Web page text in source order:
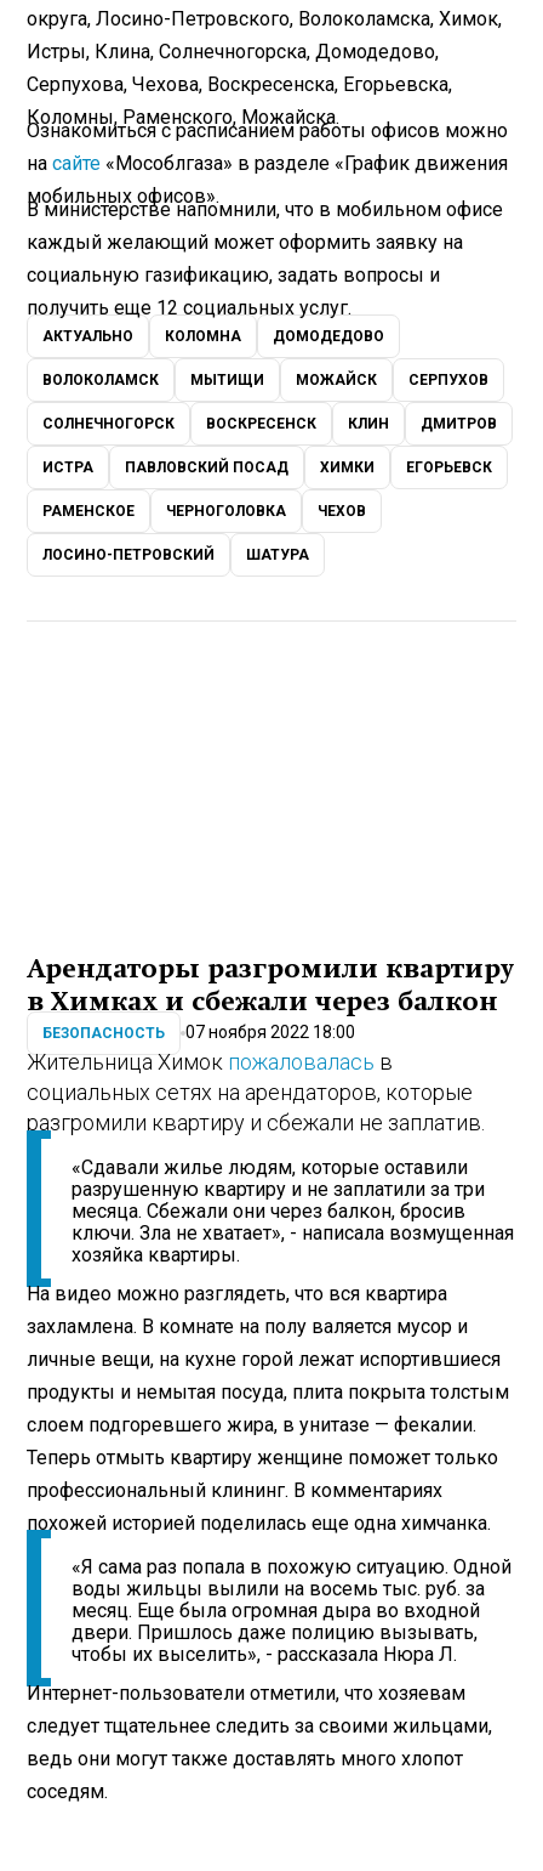
округа, Лосино-Петровского, Волоколамска, Химок,
Истры, Клина, Солнечногорска, Домодедово,
Серпухова, Чехова, Воскресенска, Егорьевска,
Коломны, Раменского, Можайска.
Ознакомиться с расписанием работы офисов можно
насайте «Мособлгаза» в разделе «График движения
мобильных офисов».
В министерстве напомнили, что в мобильном офисе
каждый желающий может оформить заявку на
социальную газификацию, задать вопросы и
получить еще 12 социальных услуг.
АКТУАЛЬНО КОЛОМНА ДОМОДЕДОВО
ВОЛОКОЛАМСК МЫТИЩИ МОЖАЙСК СЕРПУХОВ
СОЛНЕЧНОГОРСК ВОСКРЕСЕНСК КЛИН ДМИТРОВ
ИСТРА ПАВЛОВСКИЙ ПОСАД ХИМКИ ЕГОРЬЕВСК
РАМЕНСКОЕ ЧЕРНОГОЛОВКА ЧЕХОВ
ЛОСИНО-ПЕТРОВСКИЙ ШАТУРА
Арендаторы разгромили квартиру
в Химках и сбежали через балкон
БЕЗОПАСНОСТЬ 07 ноября 2022 18:00
Жительница Химок пожаловалась в
социальных сетях на арендаторов, которые
разгромили квартиру и сбежали не заплатив.
«Сдавали жилье людям, которые оставили
разрушенную квартиру и не заплатили за три
месяца. Сбежали они через балкон, бросив
ключи. Зла не хватает», - написала возмущенная
хозяйка квартиры.
На видео можно разглядеть, что вся квартира
захламлена. В комнате на полу валяется мусор и
личные вещи, на кухне горой лежат испортившиеся
продукты и немытая посуда, плита покрыта толстым
слоем подгоревшего жира, в унитазе — фекалии.
Теперь отмыть квартиру женщине поможет только
профессиональный клининг. В комментариях
похожей историей поделилась еще одна химчанка.
«Я сама раз попала в похожую ситуацию. Одной
воды жильцы вылили на восемь тыс. руб. за
месяц. Еще была огромная дыра во входной
двери. Пришлось даже полицию вызывать,
чтобы их выселить», - рассказала Нюра Л.
Интернет-пользователи отметили, что хозяевам
следует тщательнее следить за своими жильцами,
ведь они могут также доставлять много хлопот
соседям.